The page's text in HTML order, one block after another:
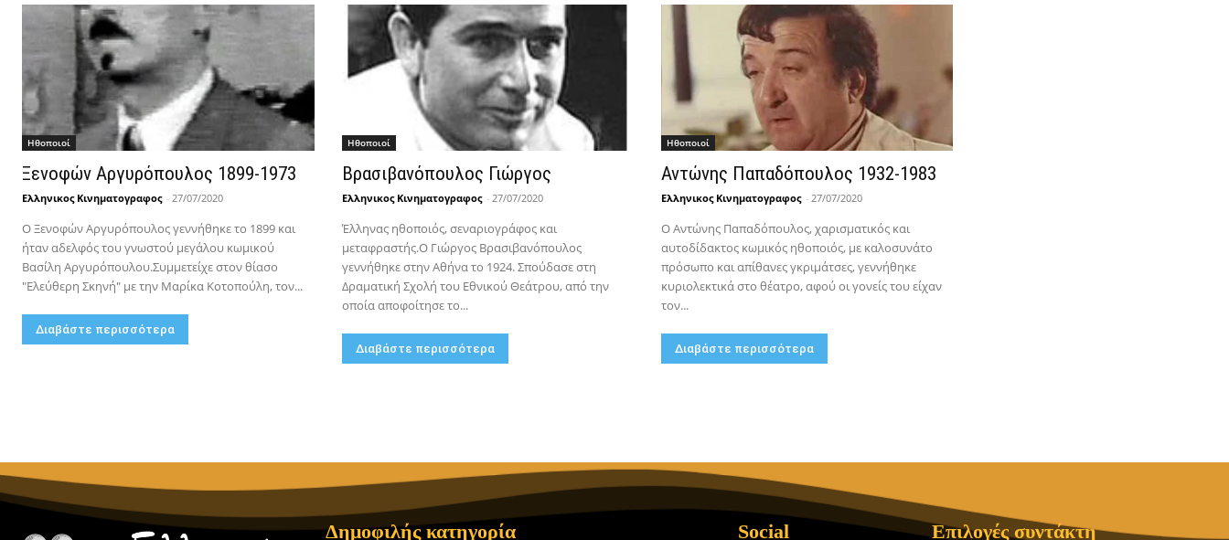
Hθοποιοί
Ξενοφών Αργυρόπουλος 1899-1973
Ελληνικος Κινηματογραφος - 27/07/2020
Ο Ξενοφών Αργυρόπουλος γεννήθηκε το 1899 και
ήταν αδελφός του γνωστού μεγάλου κωμικού
Βασίλη Αργυρόπουλου.Συμμετείχε στον θίασο
"Ελεύθερη Σκηνή" με την Μαρίκα Κοτοπούλη, τον...
Διαβάστε περισσότερα
Hθοποιοί
Βρασιβανόπουλος Γιώργος
Ελληνικος Κινηματογραφος - 27/07/2020
Έλληνας ηθοποιός, σεναριογράφος και
μεταφραστής.Ο Γιώργος Βρασιβανόπουλος
γεννήθηκε στην Αθήνα το 1924. Σπούδασε στη
Δραματική Σχολή του Εθνικού Θεάτρου, από την
οποία αποφοίτησε το...
Διαβάστε περισσότερα
Hθοποιοί
Αντώνης Παπαδόπουλος 1932-1983
Ελληνικος Κινηματογραφος - 27/07/2020
Ο Αντώνης Παπαδόπουλος, χαρισματικός και
αυτοδίδακτος κωμικός ηθοποιός, με καλοσυνάτο
πρόσωπο και απίθανες γκριμάτσες, γεννήθηκε
κυριολεκτικά στο θέατρο, αφού οι γονείς του είχαν
τον...
Διαβάστε περισσότερα
Δημοφιλής κατηγορία Social Επιλογές συντάκτη